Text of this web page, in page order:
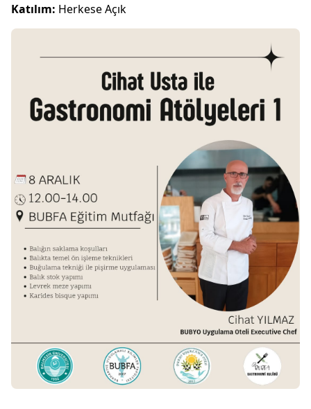
Katılım: Herkese Açık